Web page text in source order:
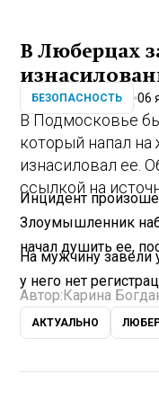
В Люберцах
БЕЗОПАСНОСТЬ 06
В Подмосковье
который напал
изнасиловал ее.
ссылкой на
Инцидент
Злоумышленник
начал душить ее,
На мужчину завели
у него нет
Автор: Карина
АКТУАЛЬНО